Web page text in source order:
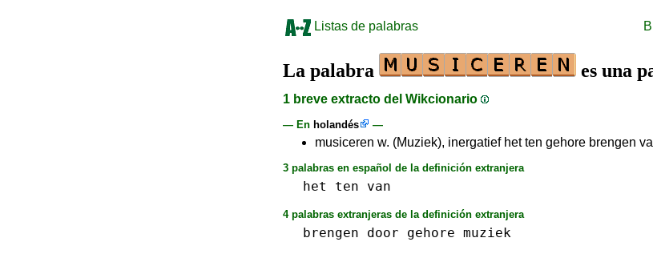
Listas de palabras
La palabra es una
1 breve extracto del Wikcionario
— En holandés —
musiceren w. (Muziek), inergatief het ten gehore brengen
3 palabras en español de la definición extranjera
het ten van
4 palabras extranjeras de la definición extranjera
brengen door gehore muziek